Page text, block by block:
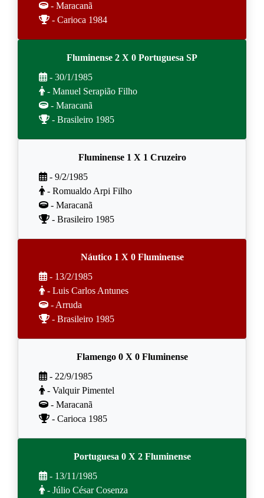
- Maracanã
- Carioca 1984
Fluminense 2 X 0 Portuguesa SP
- 30/1/1985
- Manuel Serapião Filho
- Maracanã
- Brasileiro 1985
Fluminense 1 X 1 Cruzeiro
- 9/2/1985
- Romualdo Arpi Filho
- Maracanã
- Brasileiro 1985
Náutico 1 X 0 Fluminense
- 13/2/1985
- Luis Carlos Antunes
- Arruda
- Brasileiro 1985
Flamengo 0 X 0 Fluminense
- 22/9/1985
- Valquir Pimentel
- Maracanã
- Carioca 1985
Portuguesa 0 X 2 Fluminense
- 13/11/1985
- Júlio César Cosenza